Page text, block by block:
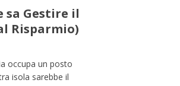
sa Gestire il
Risparmio)
occupa un posto
isola sarebbe il